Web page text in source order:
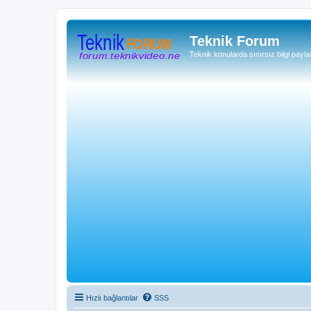
Teknik Forum
Teknik konularda sınırsız bilgi
Hızlı bağlantılar SSS